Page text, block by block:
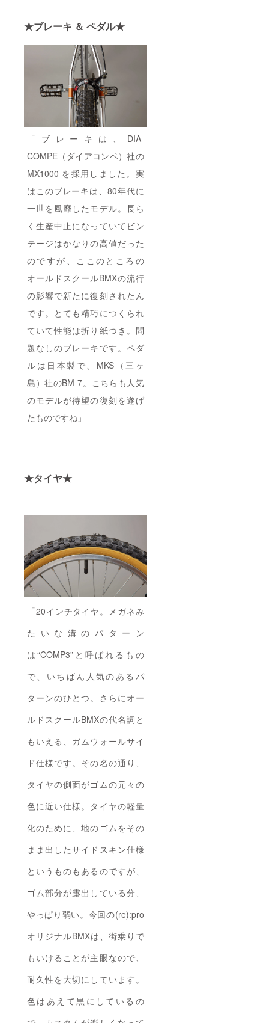
★ブレーキ ＆ ペダル★
「ブレーキは、DIA-
COMPE（ダイアコンペ）社の
MX1000 を採用しました。実
はこのブレーキは、80年代に
一世を風靡したモデル。長ら
く生産中止になっていてビン
テージはかなりの高値だった
のですが、ここのところの
オールドスクールBMXの流行
の影響で新たに復刻されたん
です。とても精巧につくられ
ていて性能は折り紙つき。問
題なしのブレーキです。ペダ
ルは日本製で、MKS（三ヶ
島）社のBM-7。こちらも人気
のモデルが待望の復刻を遂げ
たものですね」
★タイヤ★
「20インチタイヤ。メガネみ
たいな溝のパターン
は“COMP3”と呼ばれるもの
で、いちばん人気のあるパ
ターンのひとつ。さらにオー
ルドスクールBMXの代名詞と
もいえる、ガムウォールサイ
ド仕様です。その名の通り、
タイヤの側面がゴムの元々の
色に近い仕様。タイヤの軽量
化のために、地のゴムをその
まま出したサイドスキン仕様
というものもあるのですが、
ゴム部分が露出している分、
やっぱり弱い。今回の(re):pro
オリジナルBMXは、街乗りで
もいけることが主眼なので、
耐久性を大切にしています。
色はあえて黒にしているの